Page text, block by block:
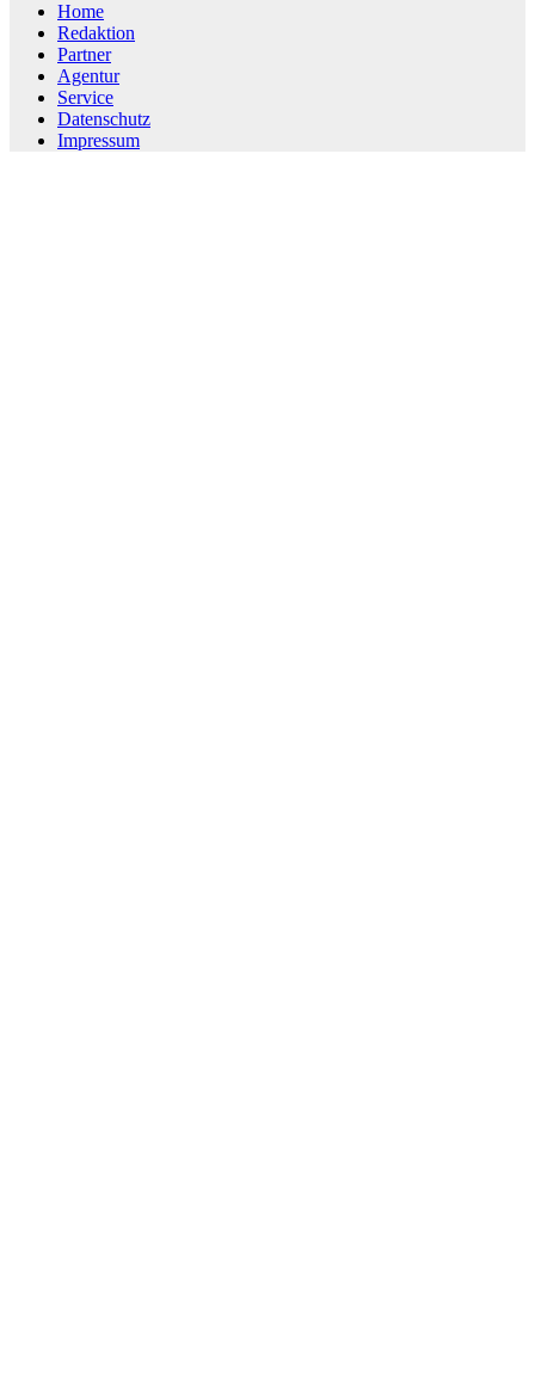
Home
Redaktion
Partner
Agentur
Service
Datenschutz
Impressum